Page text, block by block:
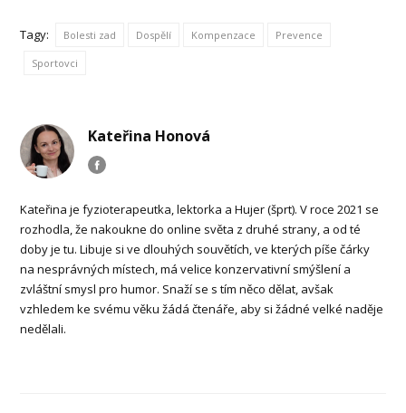
Tagy: Bolesti zad Dospělí Kompenzace Prevence
Sportovci
Kateřina Honová
Kateřina je fyzioterapeutka, lektorka a Hujer (šprt). V roce 2021 se
rozhodla, že nakoukne do online světa z druhé strany, a od té
doby je tu. Libuje si ve dlouhých souvětích, ve kterých píše čárky
na nesprávných místech, má velice konzervativní smýšlení a
zvláštní smysl pro humor. Snaží se s tím něco dělat, avšak
vzhledem ke svému věku žádá čtenáře, aby si žádné velké naděje
nedělali.